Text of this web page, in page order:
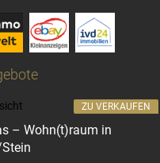
– Wohn(t)raum in
ZU VERKAUFEN